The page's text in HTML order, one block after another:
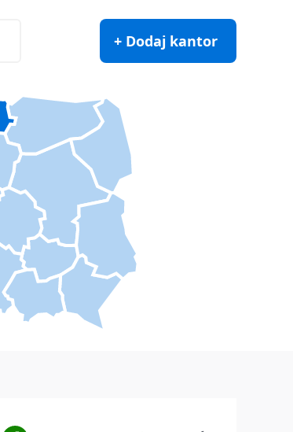
+ Dodaj kantor